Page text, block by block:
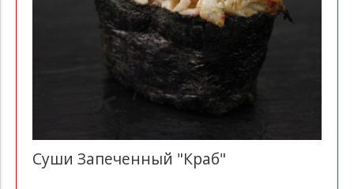
Суши Запеченный "Краб"